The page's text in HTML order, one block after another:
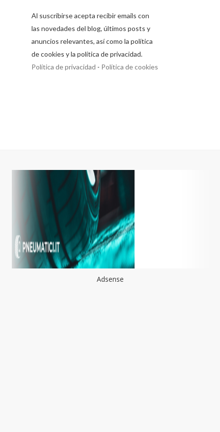
Al suscribirse acepta recibir emails con
las novedades del blog, últimos posts y
anuncios relevantes, así como la política
de cookies y la política de privacidad.
Política de privacidad - Política de cookies
Adsense